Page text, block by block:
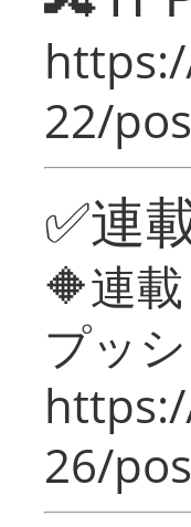
22/
✅連
🔶連
プッ
26/